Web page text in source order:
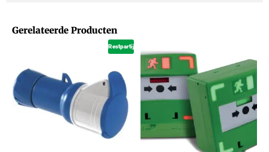
Gerelateerde Producten
Restpartij